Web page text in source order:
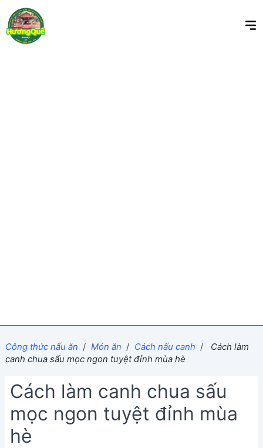
Công thức nấu ăn / Món ăn / Cách nấu canh /
Cách làm
canh chua sấu mọc ngon tuyệt đỉnh mùa hè
Cách làm canh chua sấu
mọc ngon tuyệt đỉnh mùa
hè